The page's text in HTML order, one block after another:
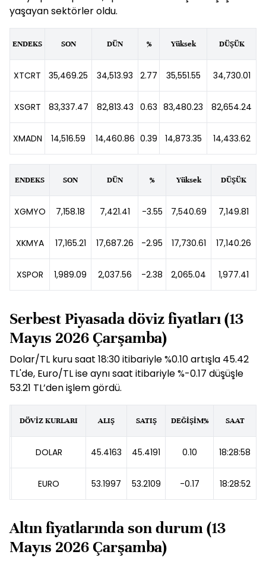
yaşayan sektörler oldu.
ENDEKS SON DÜN % Yüksek DÜŞÜK
XTCRT 35,469.25 34,513.93 2.77 35,551.55 34,730.01
XSGRT 83,337.47 82,813.43 0.63 83,480.23 82,654.24
XMADN 14,516.59 14,460.86 0.39 14,873.35 14,433.62
ENDEKS SON DÜN % Yüksek DÜŞÜK
XGMYO 7,158.18 7,421.41 -3.55 7,540.69 7,149.81
XKMYA 17,165.21 17,687.26 -2.95 17,730.61 17,140.26
XSPOR 1,989.09 2,037.56 -2.38 2,065.04 1,977.41
Serbest Piyasada döviz fiyatları (13
Mayıs 2026 Çarşamba)
Dolar/TL kuru saat 18:30 itibariyle %0.10 artışla 45.42
TL'de, Euro/TL ise aynı saat itibariyle %-0.17 düşüşle
53.21 TL’den işlem gördü.
DÖVİZ KURLARI ALIŞ SATIŞ DEĞİŞİM% SAAT
DOLAR 45.4163 45.4191 0.10 18:28:58
EURO 53.1997 53.2109 -0.17 18:28:52
Altın fiyatlarında son durum (13
Mayıs 2026 Çarşamba)